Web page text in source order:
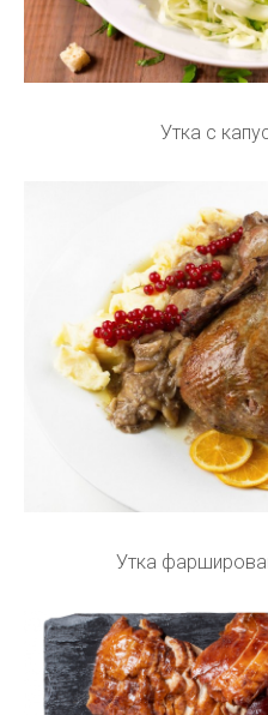
Утка с
Утка